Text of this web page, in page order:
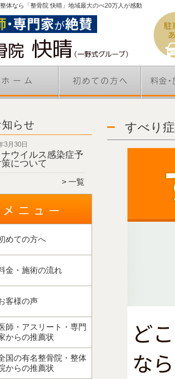
体なら「整骨院 快晴」地域最大のべ20万人が感動
知らせ
3月30日
ナウイルス感染症予
策について
一覧
めての方へ
金・施術の流れ
客様の声
師・アスリート・専門
からの推薦状
国の有名整骨院・整体
からの推薦状
すべり症